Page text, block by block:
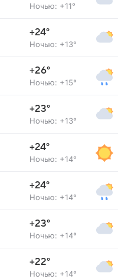
Ночью: +11°
+24°
Ночью: +13°
+26°
Ночью: +15°
+23°
Ночью: +13°
+24°
Ночью: +14°
+24°
Ночью: +14°
+23°
Ночью: +14°
+22°
Ночью: +14°